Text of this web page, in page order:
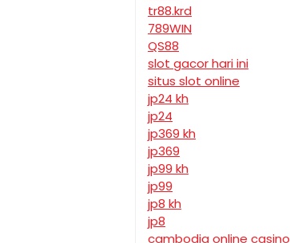
tr88.krd
789WIN
QS88
slot gacor hari ini
situs slot online
jp24 kh
jp24
jp369 kh
jp369
jp99 kh
jp99
jp8 kh
jp8
cambodia online casino